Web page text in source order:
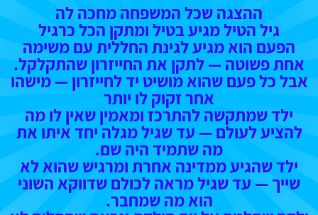
ההצגה שכל המשפחה מחכה לה
גיל הטיל מגיע בטיל ומתקן הכל כרגיל
הפעם הוא מגיע לגינת החללית עם משימה
אחת פשוטה — לתקן את החייזרון שהתקלקל.
אבל כל פעם שהוא מושיט יד לחייזרון — מישהו
אחר זקוק לו יותר
ילד שמתקשה להתרכז ומאמין שאין לו מה
להציע לעולם — עד שגיל מגלה יחד איתו את
מה שתמיד היה שם.
ילד שהגיע ממדינה אחרת ומרגיש שהוא לא
שייך — עד שגיל מראה לכולם שדווקא השוני
הוא מה שמחבר.